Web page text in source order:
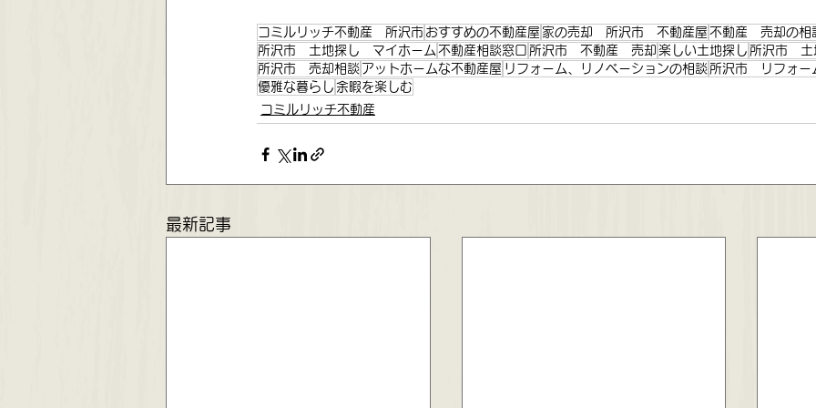
コミルリッチ不動産 所沢市 おすすめの不動産屋 家の売却 所沢市 不動産屋 不動産 売却の相
所沢市 土地探し マイホーム 不動産相談窓口 所沢市 不動産 売却 楽しい土地探し 所沢市 土
所沢市 売却相談 アットホームな不動産屋 リフォーム、リノベーションの相談 所沢市 リフォー
優雅な暮らし 余暇を楽しむ
コミルリッチ不動産
最新記事